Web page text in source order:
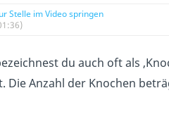
Stelle im Video springen
du auch oft als
Die Anzahl der Knochen